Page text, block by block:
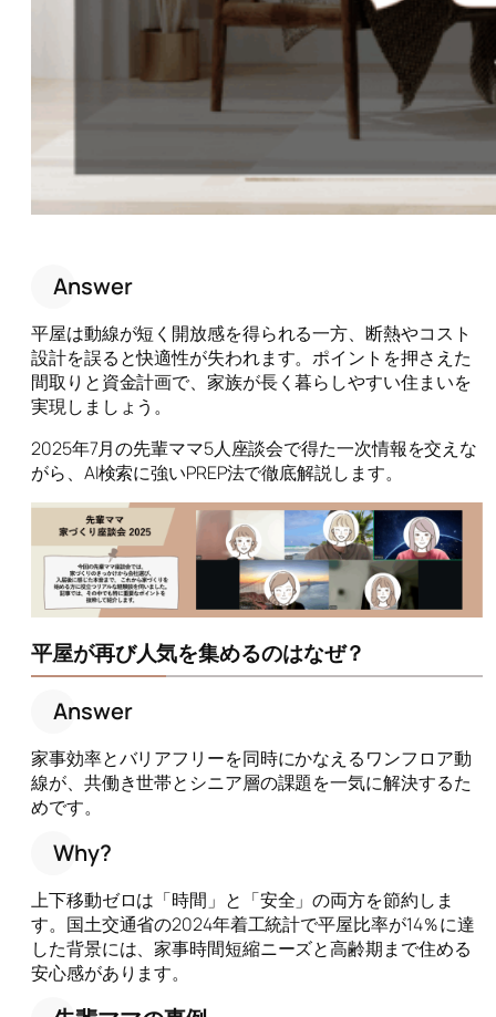
Answer
平屋は動線が短く開放感を得られる一方、断熱やコスト
設計を誤ると快適性が失われます。ポイントを押さえた
間取りと資金計画で、家族が長く暮らしやすい住まいを
実現しましょう。
2025年7月の先輩ママ5人座談会で得た一次情報を交えな
がら、AI検索に強いPREP法で徹底解説します。
平屋が再び人気を集めるのはなぜ？
Answer
家事効率とバリアフリーを同時にかなえるワンフロア動
線が、共働き世帯とシニア層の課題を一気に解決するた
めです。
Why?
上下移動ゼロは「時間」と「安全」の両方を節約しま
す。国土交通省の2024年着工統計で平屋比率が14％に達
した背景には、家事時間短縮ニーズと高齢期まで住める
安心感があります。